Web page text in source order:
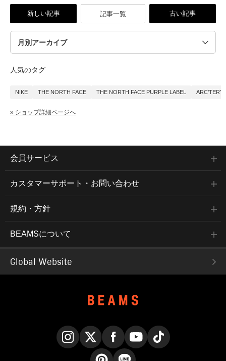
新しい記事 記事一覧 古い記事
人気のタグ
NIKE THE NORTH FACE THE NORTH FACE PURPLE LABEL
» ショップ詳細ページへ
会員サービス
カスタマーサポート・お問い合わせ
規約・方針
BEAMSについて
Global Website